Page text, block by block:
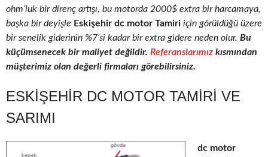
ohm’luk bir direnç artışı, bu motorda 2000$ extra bir harcamaya,
başka bir deyişle Eskişehir dc motor Tamiri için görüldüğü üzere
bir senelik giderinin %7’si kadar bir extra gidere neden olur. Bu
küçümsenecek bir maliyet değildir. Referanslarımız kısmından
müşterimiz olan değerli firmaları görebilirsiniz.
ESKIŞEHIR DC MOTOR TAMIRI VE
SARIMI
dc motor